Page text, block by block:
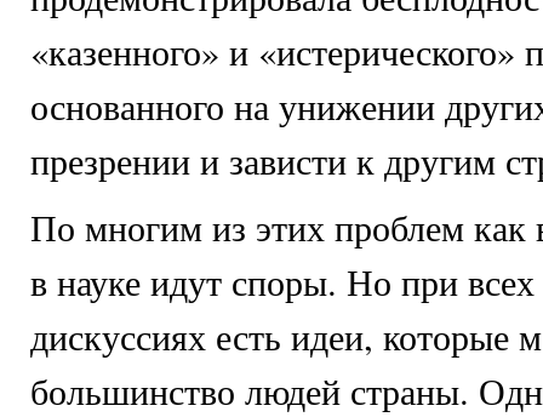
«казенного» и «истерического»
основанного на унижении
презрении и зависти к другим
По многим из этих проблем как
в науке идут споры. Но при
дискуссиях есть идеи, которые
большинство людей страны.